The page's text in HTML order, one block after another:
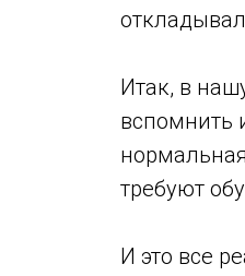
Итак, в
вспомнить
требуют
И это все